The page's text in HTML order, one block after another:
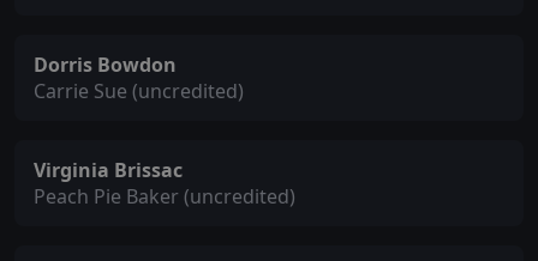
Dorris Bowdon
Carrie Sue (uncredited)
Virginia Brissac
Peach Pie Baker (uncredited)